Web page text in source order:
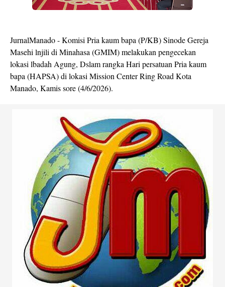
JurnalManado - Komisi Pria kaum bapa (P/KB) Sinode Gereja
Masehi lnjili di Minahasa (GMIM) melakukan pengecekan
lokasi lbadah Agung, Dslam rangka Hari persatuan Pria kaum
bapa (HAPSA) di lokasi Mission Center Ring Road Kota
Manado, Kamis sore (4/6/2026).